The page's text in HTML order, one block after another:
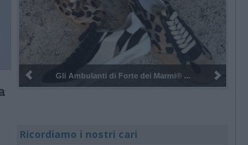
Pulizia del bosco del Rugareto a ...
Ricordiamo i nostri cari